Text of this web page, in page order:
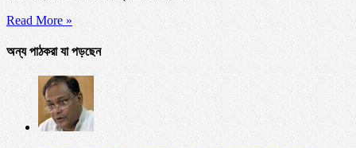
Read More »
অন্য পাঠকরা যা পড়ছেন